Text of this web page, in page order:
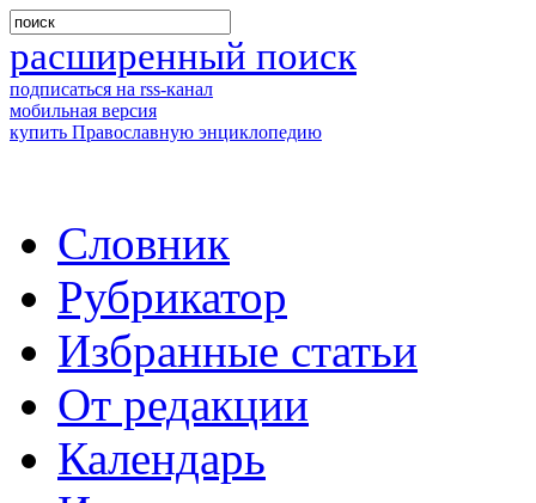
расширенный поиск
подписаться на rss-канал
мобильная версия
купить Православную энциклопедию
Словник
Рубрикатор
Избранные статьи
От редакции
Календарь